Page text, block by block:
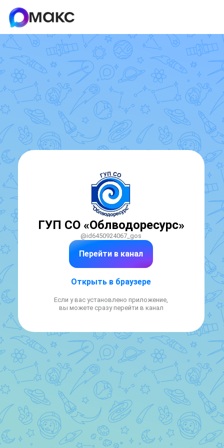
ГУП СО «Облводоресурс»
@id6450924067_gos
Перейти в канал
Открыть в браузере
Если у вас установлено приложение,
вы можете сразу перейти в канал